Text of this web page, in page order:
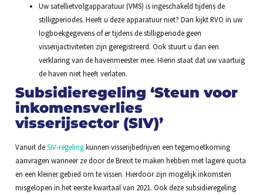
Uw satellietvolgapparatuur (VMS) is ingeschakeld tijdens de
stilligperiodes. Heeft u deze apparatuur niet? Dan kijkt RVO in uw
logboekgegevens of er tijdens de stilligperiode geen
visserijactiviteiten zijn geregistreerd. Ook stuurt u dan een
verklaring van de havenmeester mee. Hierin staat dat uw vaartuig
de haven niet heeft verlaten.
Subsidieregeling ‘Steun voor
inkomensverlies
visserijsector (SIV)’
Vanuit deSIV-regelingkunnen visserijbedrijven een tegemoetkoming
aanvragen wanneer ze door de Brexit te maken hebben met lagere quota
en een kleiner gebied om te vissen. Hierdoor zijn mogelijk inkomsten
misgelopen in het eerste kwartaal van 2021. Ook deze subsidieregeling